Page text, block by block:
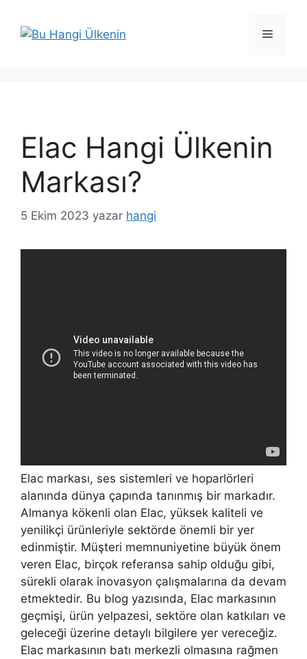
Menü
Elac Hangi Ülkenin
Markası?
5 Ekim 2023 yazar hangi
Elac markası, ses sistemleri ve hoparlörleri
alanında dünya çapında tanınmış bir markadır.
Almanya kökenli olan Elac, yüksek kaliteli ve
yenilikçi ürünleriyle sektörde önemli bir yer
edinmiştir. Müşteri memnuniyetine büyük önem
veren Elac, birçok referansa sahip olduğu gibi,
sürekli olarak inovasyon çalışmalarına da devam
etmektedir. Bu blog yazısında, Elac markasının
geçmişi, ürün yelpazesi, sektöre olan katkıları ve
geleceği üzerine detaylı bilgilere yer vereceğiz.
Elac markasının batı merkezli olmasına rağmen